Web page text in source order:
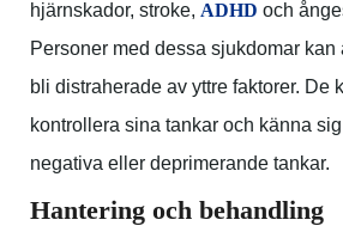
hjärnskador, stroke, ADHD och
Personer med dessa sjukdomar
bli distraherade av yttre faktorer. De
kontrollera sina tankar och känna
negativa eller deprimerande tankar.
Hantering och behandling